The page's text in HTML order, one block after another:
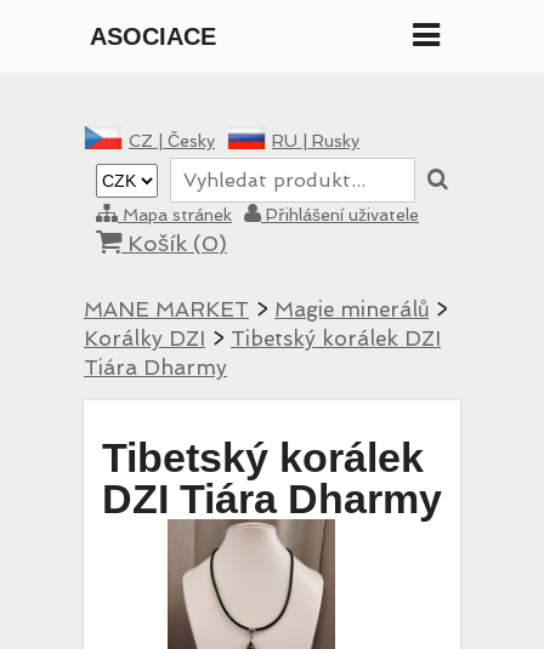
ASOCIACE
CZ | Česky RU | Rusky
Mapa stránek Přihlášení uživatele
Košík (0)
MANE MARKET > Magie minerálů >
Korálky DZI > Tibetský korálek DZI
Tiára Dharmy
Tibetský korálek
DZI Tiára Dharmy